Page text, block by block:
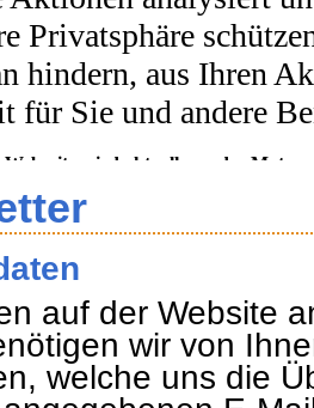
auf der Website
wir von
welche uns die